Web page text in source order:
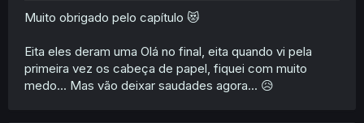
Muito obrigado pelo capítulo 😻
Eita eles deram uma Olá no final, eita quando vi pela
primeira vez os cabeça de papel, fiquei com muito
medo... Mas vão deixar saudades agora... 😥